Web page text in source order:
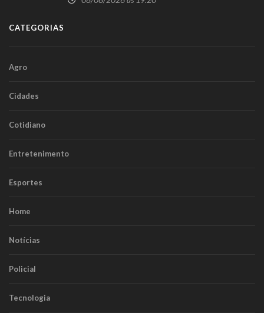
CATEGORIAS
Agro
Cidades
Cotidiano
Entretenimento
Esportes
Home
Notícias
Policial
Tecnologia